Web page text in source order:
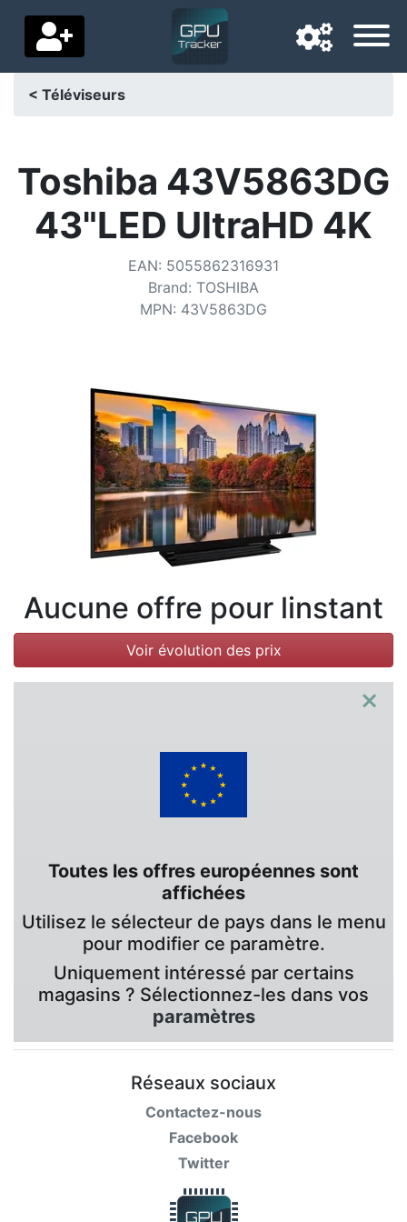
Pays de livraison
Accueil
Conditions
Catégories
< Téléviseurs
Toshiba 43V5863DG
43"LED UltraHD 4K
EAN: 5055862316931
Brand: TOSHIBA
MPN: 43V5863DG
Aucune offre pour linstant
Voir évolution des prix
×
Toutes les offres européennes sont
affichées
Utilisez le sélecteur de pays dans le menu
pour modifier ce paramètre.
Uniquement intéressé par certains
magasins ? Sélectionnez-les dans vos
paramètres
Réseaux sociaux
Contactez-nous
Facebook
Twitter